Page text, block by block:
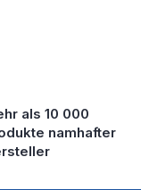
als 10 000
namhafter